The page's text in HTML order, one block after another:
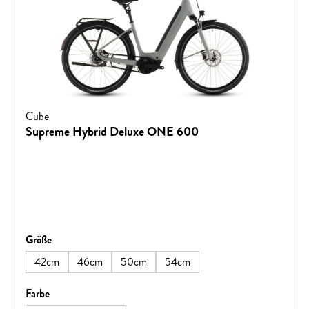
Cube
Supreme Hybrid Deluxe ONE 600
Größeauswählen
42cm
46cm 50cm
54cm
Farbeauswählen